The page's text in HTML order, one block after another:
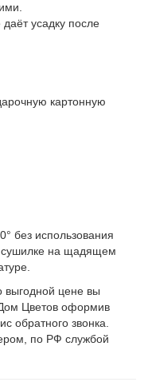
усадку после
картонную
без использования
сушилке на щадящем
выгодной цене вы
Цветов оформив
обратного звонка.
по РФ службой